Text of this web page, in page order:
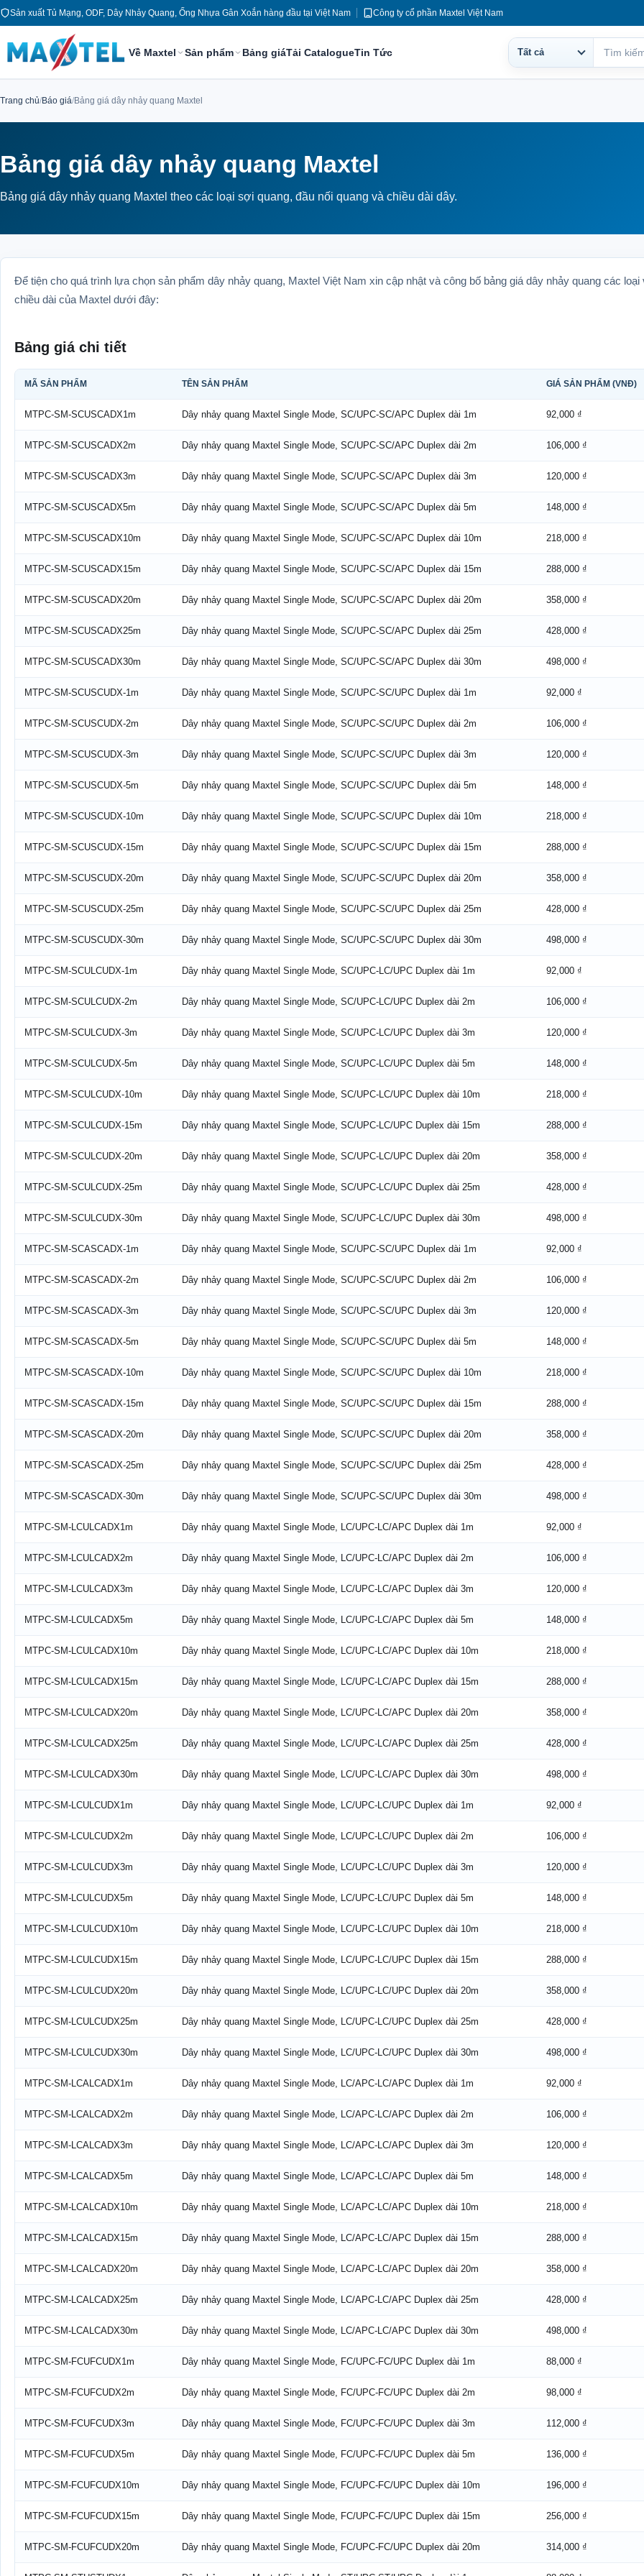
Chuyển
tới
nội
dung
Sản xuất Tủ Mạng, ODF, Dây Nhảy Quang, Ống Nhựa Gân Xoắn hàng đầu tại Việt Nam Công ty cổ phần Maxtel Việt Nam
Về Maxtel Sản phẩm Bảng giáTải CatalogueTin Tức
Phạm
Tất cả
Tìm
Trang chủ/Báo giá/Bảng giá dây nhảy quang Maxtel
Bảng giá dây nhảy quang Maxtel
Bảng giá dây nhảy quang Maxtel theo các loại sợi quang, đầu nối quang và chiều dài dây.
Để tiện cho quá trình lựa chọn sản phẩm dây nhảy quang, Maxtel Việt Nam xin cập nhật và công bố bảng giá dây nhảy quang các loại
chiều dài của Maxtel dưới đây:
Bảng giá chi tiết
MÃ SẢN PHẨM TÊN SẢN PHẨM GIÁ SẢN PHẨM (VNĐ)
MTPC-SM-SCUSCADX1m Dây nhảy quang Maxtel Single Mode, SC/UPC-SC/APC Duplex dài 1m 92,000 ₫
MTPC-SM-SCUSCADX2m Dây nhảy quang Maxtel Single Mode, SC/UPC-SC/APC Duplex dài 2m 106,000 ₫
MTPC-SM-SCUSCADX3m Dây nhảy quang Maxtel Single Mode, SC/UPC-SC/APC Duplex dài 3m 120,000 ₫
MTPC-SM-SCUSCADX5m Dây nhảy quang Maxtel Single Mode, SC/UPC-SC/APC Duplex dài 5m 148,000 ₫
MTPC-SM-SCUSCADX10m Dây nhảy quang Maxtel Single Mode, SC/UPC-SC/APC Duplex dài 10m 218,000 ₫
MTPC-SM-SCUSCADX15m Dây nhảy quang Maxtel Single Mode, SC/UPC-SC/APC Duplex dài 15m 288,000 ₫
MTPC-SM-SCUSCADX20m Dây nhảy quang Maxtel Single Mode, SC/UPC-SC/APC Duplex dài 20m 358,000 ₫
MTPC-SM-SCUSCADX25m Dây nhảy quang Maxtel Single Mode, SC/UPC-SC/APC Duplex dài 25m 428,000 ₫
MTPC-SM-SCUSCADX30m Dây nhảy quang Maxtel Single Mode, SC/UPC-SC/APC Duplex dài 30m 498,000 ₫
MTPC-SM-SCUSCUDX-1m Dây nhảy quang Maxtel Single Mode, SC/UPC-SC/UPC Duplex dài 1m 92,000 ₫
MTPC-SM-SCUSCUDX-2m Dây nhảy quang Maxtel Single Mode, SC/UPC-SC/UPC Duplex dài 2m 106,000 ₫
MTPC-SM-SCUSCUDX-3m Dây nhảy quang Maxtel Single Mode, SC/UPC-SC/UPC Duplex dài 3m 120,000 ₫
MTPC-SM-SCUSCUDX-5m Dây nhảy quang Maxtel Single Mode, SC/UPC-SC/UPC Duplex dài 5m 148,000 ₫
MTPC-SM-SCUSCUDX-10m Dây nhảy quang Maxtel Single Mode, SC/UPC-SC/UPC Duplex dài 10m 218,000 ₫
MTPC-SM-SCUSCUDX-15m Dây nhảy quang Maxtel Single Mode, SC/UPC-SC/UPC Duplex dài 15m 288,000 ₫
MTPC-SM-SCUSCUDX-20m Dây nhảy quang Maxtel Single Mode, SC/UPC-SC/UPC Duplex dài 20m 358,000 ₫
MTPC-SM-SCUSCUDX-25m Dây nhảy quang Maxtel Single Mode, SC/UPC-SC/UPC Duplex dài 25m 428,000 ₫
MTPC-SM-SCUSCUDX-30m Dây nhảy quang Maxtel Single Mode, SC/UPC-SC/UPC Duplex dài 30m 498,000 ₫
MTPC-SM-SCULCUDX-1m Dây nhảy quang Maxtel Single Mode, SC/UPC-LC/UPC Duplex dài 1m 92,000 ₫
MTPC-SM-SCULCUDX-2m Dây nhảy quang Maxtel Single Mode, SC/UPC-LC/UPC Duplex dài 2m 106,000 ₫
MTPC-SM-SCULCUDX-3m Dây nhảy quang Maxtel Single Mode, SC/UPC-LC/UPC Duplex dài 3m 120,000 ₫
MTPC-SM-SCULCUDX-5m Dây nhảy quang Maxtel Single Mode, SC/UPC-LC/UPC Duplex dài 5m 148,000 ₫
MTPC-SM-SCULCUDX-10m Dây nhảy quang Maxtel Single Mode, SC/UPC-LC/UPC Duplex dài 10m 218,000 ₫
MTPC-SM-SCULCUDX-15m Dây nhảy quang Maxtel Single Mode, SC/UPC-LC/UPC Duplex dài 15m 288,000 ₫
MTPC-SM-SCULCUDX-20m Dây nhảy quang Maxtel Single Mode, SC/UPC-LC/UPC Duplex dài 20m 358,000 ₫
MTPC-SM-SCULCUDX-25m Dây nhảy quang Maxtel Single Mode, SC/UPC-LC/UPC Duplex dài 25m 428,000 ₫
MTPC-SM-SCULCUDX-30m Dây nhảy quang Maxtel Single Mode, SC/UPC-LC/UPC Duplex dài 30m 498,000 ₫
MTPC-SM-SCASCADX-1m Dây nhảy quang Maxtel Single Mode, SC/UPC-SC/UPC Duplex dài 1m 92,000 ₫
MTPC-SM-SCASCADX-2m Dây nhảy quang Maxtel Single Mode, SC/UPC-SC/UPC Duplex dài 2m 106,000 ₫
MTPC-SM-SCASCADX-3m Dây nhảy quang Maxtel Single Mode, SC/UPC-SC/UPC Duplex dài 3m 120,000 ₫
MTPC-SM-SCASCADX-5m Dây nhảy quang Maxtel Single Mode, SC/UPC-SC/UPC Duplex dài 5m 148,000 ₫
MTPC-SM-SCASCADX-10m Dây nhảy quang Maxtel Single Mode, SC/UPC-SC/UPC Duplex dài 10m 218,000 ₫
MTPC-SM-SCASCADX-15m Dây nhảy quang Maxtel Single Mode, SC/UPC-SC/UPC Duplex dài 15m 288,000 ₫
MTPC-SM-SCASCADX-20m Dây nhảy quang Maxtel Single Mode, SC/UPC-SC/UPC Duplex dài 20m 358,000 ₫
MTPC-SM-SCASCADX-25m Dây nhảy quang Maxtel Single Mode, SC/UPC-SC/UPC Duplex dài 25m 428,000 ₫
MTPC-SM-SCASCADX-30m Dây nhảy quang Maxtel Single Mode, SC/UPC-SC/UPC Duplex dài 30m 498,000 ₫
MTPC-SM-LCULCADX1m Dây nhảy quang Maxtel Single Mode, LC/UPC-LC/APC Duplex dài 1m 92,000 ₫
MTPC-SM-LCULCADX2m Dây nhảy quang Maxtel Single Mode, LC/UPC-LC/APC Duplex dài 2m 106,000 ₫
MTPC-SM-LCULCADX3m Dây nhảy quang Maxtel Single Mode, LC/UPC-LC/APC Duplex dài 3m 120,000 ₫
MTPC-SM-LCULCADX5m Dây nhảy quang Maxtel Single Mode, LC/UPC-LC/APC Duplex dài 5m 148,000 ₫
MTPC-SM-LCULCADX10m Dây nhảy quang Maxtel Single Mode, LC/UPC-LC/APC Duplex dài 10m 218,000 ₫
MTPC-SM-LCULCADX15m Dây nhảy quang Maxtel Single Mode, LC/UPC-LC/APC Duplex dài 15m 288,000 ₫
MTPC-SM-LCULCADX20m Dây nhảy quang Maxtel Single Mode, LC/UPC-LC/APC Duplex dài 20m 358,000 ₫
MTPC-SM-LCULCADX25m Dây nhảy quang Maxtel Single Mode, LC/UPC-LC/APC Duplex dài 25m 428,000 ₫
MTPC-SM-LCULCADX30m Dây nhảy quang Maxtel Single Mode, LC/UPC-LC/APC Duplex dài 30m 498,000 ₫
MTPC-SM-LCULCUDX1m Dây nhảy quang Maxtel Single Mode, LC/UPC-LC/UPC Duplex dài 1m 92,000 ₫
MTPC-SM-LCULCUDX2m Dây nhảy quang Maxtel Single Mode, LC/UPC-LC/UPC Duplex dài 2m 106,000 ₫
MTPC-SM-LCULCUDX3m Dây nhảy quang Maxtel Single Mode, LC/UPC-LC/UPC Duplex dài 3m 120,000 ₫
MTPC-SM-LCULCUDX5m Dây nhảy quang Maxtel Single Mode, LC/UPC-LC/UPC Duplex dài 5m 148,000 ₫
MTPC-SM-LCULCUDX10m Dây nhảy quang Maxtel Single Mode, LC/UPC-LC/UPC Duplex dài 10m 218,000 ₫
MTPC-SM-LCULCUDX15m Dây nhảy quang Maxtel Single Mode, LC/UPC-LC/UPC Duplex dài 15m 288,000 ₫
MTPC-SM-LCULCUDX20m Dây nhảy quang Maxtel Single Mode, LC/UPC-LC/UPC Duplex dài 20m 358,000 ₫
MTPC-SM-LCULCUDX25m Dây nhảy quang Maxtel Single Mode, LC/UPC-LC/UPC Duplex dài 25m 428,000 ₫
MTPC-SM-LCULCUDX30m Dây nhảy quang Maxtel Single Mode, LC/UPC-LC/UPC Duplex dài 30m 498,000 ₫
MTPC-SM-LCALCADX1m Dây nhảy quang Maxtel Single Mode, LC/APC-LC/APC Duplex dài 1m 92,000 ₫
MTPC-SM-LCALCADX2m Dây nhảy quang Maxtel Single Mode, LC/APC-LC/APC Duplex dài 2m 106,000 ₫
MTPC-SM-LCALCADX3m Dây nhảy quang Maxtel Single Mode, LC/APC-LC/APC Duplex dài 3m 120,000 ₫
MTPC-SM-LCALCADX5m Dây nhảy quang Maxtel Single Mode, LC/APC-LC/APC Duplex dài 5m 148,000 ₫
MTPC-SM-LCALCADX10m Dây nhảy quang Maxtel Single Mode, LC/APC-LC/APC Duplex dài 10m 218,000 ₫
MTPC-SM-LCALCADX15m Dây nhảy quang Maxtel Single Mode, LC/APC-LC/APC Duplex dài 15m 288,000 ₫
MTPC-SM-LCALCADX20m Dây nhảy quang Maxtel Single Mode, LC/APC-LC/APC Duplex dài 20m 358,000 ₫
MTPC-SM-LCALCADX25m Dây nhảy quang Maxtel Single Mode, LC/APC-LC/APC Duplex dài 25m 428,000 ₫
MTPC-SM-LCALCADX30m Dây nhảy quang Maxtel Single Mode, LC/APC-LC/APC Duplex dài 30m 498,000 ₫
MTPC-SM-FCUFCUDX1m Dây nhảy quang Maxtel Single Mode, FC/UPC-FC/UPC Duplex dài 1m 88,000 ₫
MTPC-SM-FCUFCUDX2m Dây nhảy quang Maxtel Single Mode, FC/UPC-FC/UPC Duplex dài 2m 98,000 ₫
MTPC-SM-FCUFCUDX3m Dây nhảy quang Maxtel Single Mode, FC/UPC-FC/UPC Duplex dài 3m 112,000 ₫
MTPC-SM-FCUFCUDX5m Dây nhảy quang Maxtel Single Mode, FC/UPC-FC/UPC Duplex dài 5m 136,000 ₫
MTPC-SM-FCUFCUDX10m Dây nhảy quang Maxtel Single Mode, FC/UPC-FC/UPC Duplex dài 10m 196,000 ₫
MTPC-SM-FCUFCUDX15m Dây nhảy quang Maxtel Single Mode, FC/UPC-FC/UPC Duplex dài 15m 256,000 ₫
MTPC-SM-FCUFCUDX20m Dây nhảy quang Maxtel Single Mode, FC/UPC-FC/UPC Duplex dài 20m 314,000 ₫